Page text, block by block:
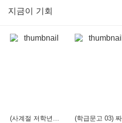
지금이 기회
(사계절 저학년문고 21) 선생님은 모르는 게 너무 많아